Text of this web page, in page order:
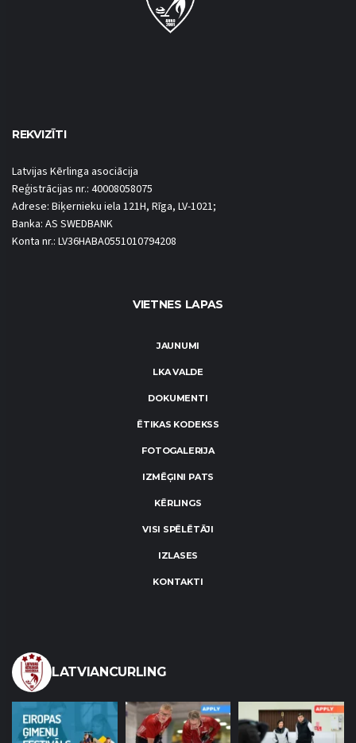
REKVIZĪTI
Latvijas Kērlinga asociācija
Reģistrācijas nr.: 40008058075
Adrese: Biķernieku iela 121H, Rīga, LV-1021;
Banka: AS SWEDBANK
Konta nr.: LV36HABA0551010794208
VIETNES LAPAS
JAUNUMI
LKA VALDE
DOKUMENTI
ĒTIKAS KODEKSS
FOTOGALERIJA
IZMĒĢINI PATS
KĒRLINGS
VISI SPĒLĒTĀJI
IZLASES
KONTAKTI
LATVIANCURLING